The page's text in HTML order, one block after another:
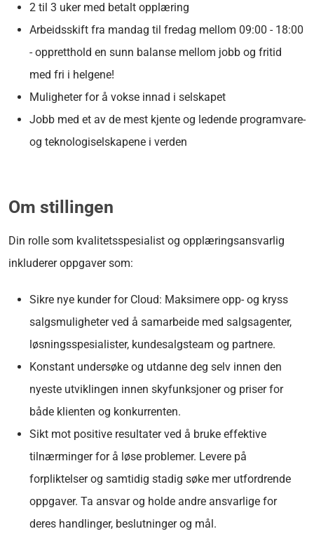
2 til 3 uker med betalt opplæring
Arbeidsskift fra mandag til fredag mellom 09:00 - 18:00
- oppretthold en sunn balanse mellom jobb og fritid
med fri i helgene!
Muligheter for å vokse innad i selskapet
Jobb med et av de mest kjente og ledende programvare-
og teknologiselskapene i verden
Om stillingen
Din rolle som kvalitetsspesialist og opplæringsansvarlig
inkluderer oppgaver som:
Sikre nye kunder for Cloud: Maksimere opp- og kryss
salgsmuligheter ved å samarbeide med salgsagenter,
løsningsspesialister, kundesalgsteam og partnere.
Konstant undersøke og utdanne deg selv innen den
nyeste utviklingen innen skyfunksjoner og priser for
både klienten og konkurrenten.
Sikt mot positive resultater ved å bruke effektive
tilnærminger for å løse problemer. Levere på
forpliktelser og samtidig stadig søke mer utfordrende
oppgaver. Ta ansvar og holde andre ansvarlige for
deres handlinger, beslutninger og mål.